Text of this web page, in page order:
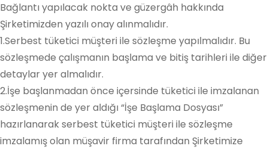
Bağlantı yapılacak nokta ve güzergâh hakkında
Şirketimizden yazılı onay alınmalıdır.
1.Serbest tüketici müşteri ile sözleşme yapılmalıdır. Bu
sözleşmede çalışmanın başlama ve bitiş tarihleri ile diğer
detaylar yer almalıdır.
2.İşe başlanmadan önce içersinde tüketici ile imzalanan
sözleşmenin de yer aldığı “İşe Başlama Dosyası”
hazırlanarak serbest tüketici müşteri ile sözleşme
imzalamış olan müşavir firma tarafından Şirketimize